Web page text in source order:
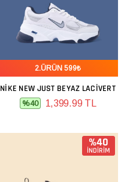
2.ÜRÜN 599₺
NIKE NEW JUST BEYAZ LACIVERT
%40 1,399.99 TL
%40
İNDİRİM